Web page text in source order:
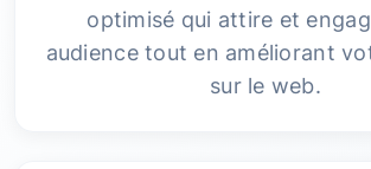
optimisé qui attire et
audience tout en améliorant
sur le web.